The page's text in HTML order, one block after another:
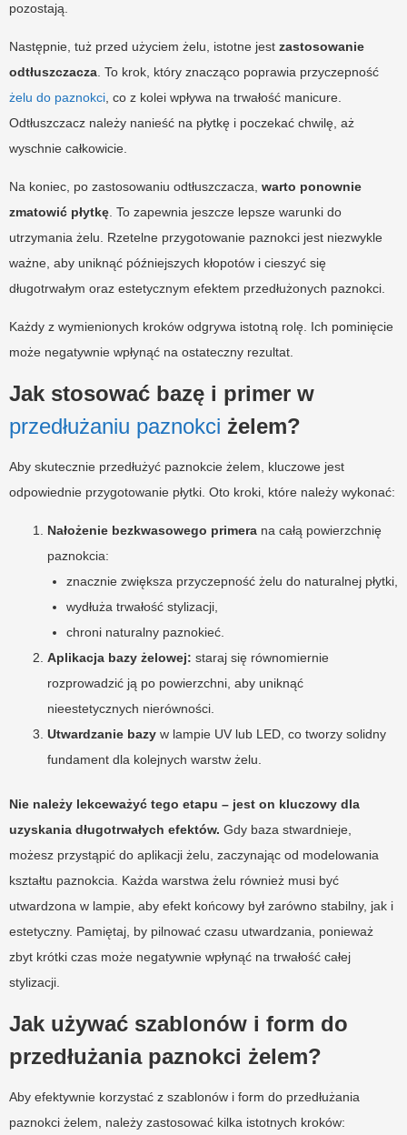
pozostają.
Następnie, tuż przed użyciem żelu, istotne jest zastosowanie
odtłuszczacza . To krok, który znacząco poprawia przyczepność
żelu do paznokci , co z kolei wpływa na trwałość manicure.
Odtłuszczacz należy nanieść na płytkę i poczekać chwilę, aż
wyschnie całkowicie.
Na koniec, po zastosowaniu odtłuszczacza, warto ponownie
zmatowić płytkę . To zapewnia jeszcze lepsze warunki do
utrzymania żelu. Rzetelne przygotowanie paznokci jest niezwykle
ważne, aby uniknąć późniejszych kłopotów i cieszyć się
długotrwałym oraz estetycznym efektem przedłużonych paznokci.
Każdy z wymienionych kroków odgrywa istotną rolę. Ich pominięcie
może negatywnie wpłynąć na ostateczny rezultat.
Jak stosować bazę i primer w
przedłużaniu paznokci żelem?
Aby skutecznie przedłużyć paznokcie żelem, kluczowe jest
odpowiednie przygotowanie płytki. Oto kroki, które należy wykonać:
Nałożenie bezkwasowego primera na całą powierzchnię
paznokcia:
znacznie zwiększa przyczepność żelu do naturalnej płytki,
wydłuża trwałość stylizacji,
chroni naturalny paznokieć.
Aplikacja bazy żelowej: staraj się równomiernie
rozprowadzić ją po powierzchni, aby uniknąć
nieestetycznych nierówności.
Utwardzanie bazy w lampie UV lub LED, co tworzy solidny
fundament dla kolejnych warstw żelu.
Nie należy lekceważyć tego etapu – jest on kluczowy dla
uzyskania długotrwałych efektów. Gdy baza stwardnieje,
możesz przystąpić do aplikacji żelu, zaczynając od modelowania
kształtu paznokcia. Każda warstwa żelu również musi być
utwardzona w lampie, aby efekt końcowy był zarówno stabilny, jak i
estetyczny. Pamiętaj, by pilnować czasu utwardzania, ponieważ
zbyt krótki czas może negatywnie wpłynąć na trwałość całej
stylizacji.
Jak używać szablonów i form do
przedłużania paznokci żelem?
Aby efektywnie korzystać z szablonów i form do przedłużania
paznokci żelem, należy zastosować kilka istotnych kroków: